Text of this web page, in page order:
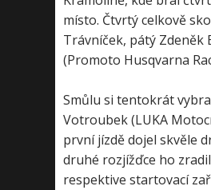
místo. Čtvrtý celkově
Trávníček, pátý Zdeněk
(Promoto Husqvarna
Smůlu si tentokrát
Votroubek (LUKA
první jízdě dojel skvěle
druhé rozjížďce ho
respektive startovací